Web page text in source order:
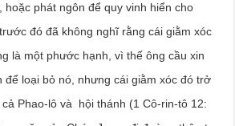
hoặc phát ngôn để quy vinh hiển cho
đó đã không nghĩ rằng cái giằm xóc
là một phước hạnh, vì thế ông cầu xin
để loại bỏ nó, nhưng cái giằm xóc đó trở
Phao-lô và hội thánh (1 Cô-rin-tô 12: